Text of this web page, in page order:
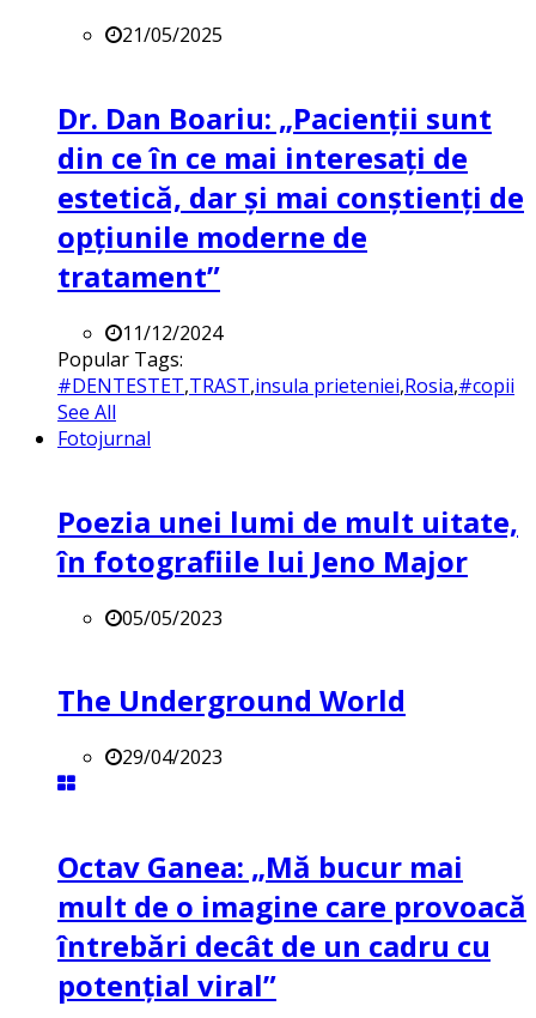
21/05/2025
Dr. Dan Boariu: „Pacienții sunt
din ce în ce mai interesați de
estetică, dar și mai conștienți de
opțiunile moderne de
tratament”
11/12/2024
Popular Tags:
#DENTESTET,TRAST,insula prieteniei,Rosia,#copii
See All
Fotojurnal
Poezia unei lumi de mult uitate,
în fotografiile lui Jeno Major
05/05/2023
The Underground World
29/04/2023
Octav Ganea: „Mă bucur mai
mult de o imagine care provoacă
întrebări decât de un cadru cu
potenţial viral”